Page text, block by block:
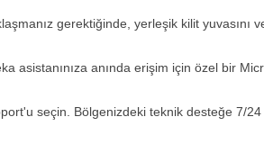
gerektiğinde, yerleşik kilit yuvasını
asistanınıza anında erişim için özel bir
seçin. Bölgenizdeki teknik desteğe 7/